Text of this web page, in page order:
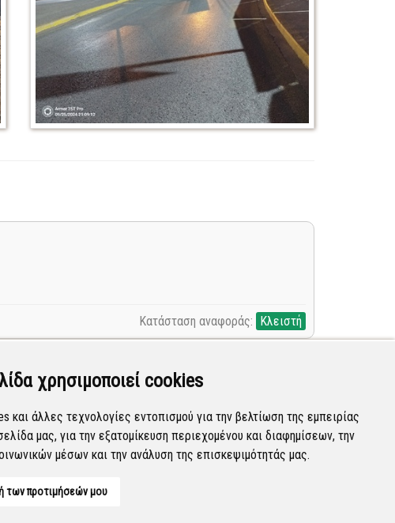
χρησιμοποιεί cookies
και άλλες τεχνολογίες εντοπισμού για την βελτίωση της εμπειρίας
μας, για την εξατομίκευση περιεχομένου και διαφημίσεων, την
μέσων και την ανάλυση της επισκεψιμότητάς μας.
των προτιμήσεών μου
Κατάσταση αναφοράς: Κλειστή
στην εταιρεία ΜΕΤΡΟ Α.Ε. λόγω αρμοδιότητάς τους.
Κατάσταση αναφοράς: Κλειστή